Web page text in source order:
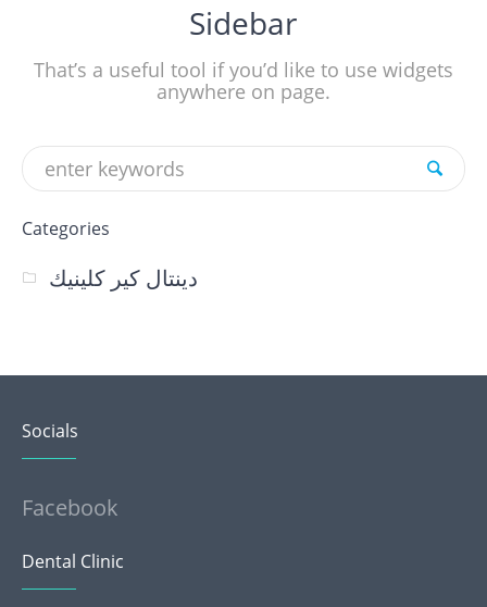
Sidebar
That’s a useful tool if you’d like to use widgets
anywhere on page.
Categories
دينتال كير كلينيك
Socials
Facebook
Dental Clinic